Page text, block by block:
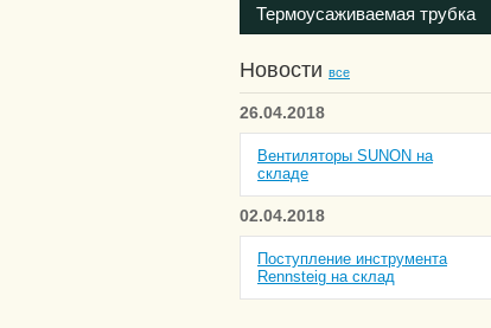
Термоусаживаемая трубка
Новости все
26.04.2018
Вентиляторы SUNON на
складе
02.04.2018
Поступление инструмента
Rennsteig на склад